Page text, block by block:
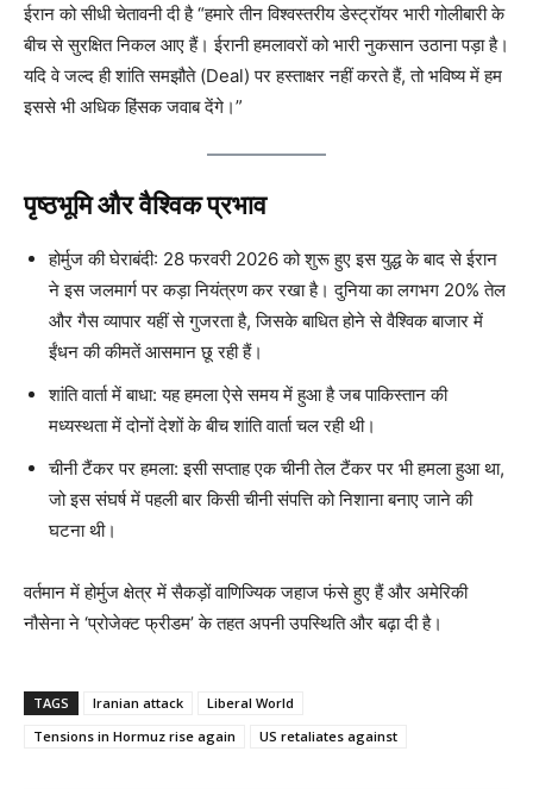
ईरान को सीधी चेतावनी दी है “हमारे तीन विश्वस्तरीय डेस्ट्रॉयर भारी गोलीबारी के
बीच से सुरक्षित निकल आए हैं। ईरानी हमलावरों को भारी नुकसान उठाना पड़ा है।
यदि वे जल्द ही शांति समझौते (Deal) पर हस्ताक्षर नहीं करते हैं, तो भविष्य में हम
इससे भी अधिक हिंसक जवाब देंगे।”
पृष्ठभूमि और वैश्विक प्रभाव
होर्मुज की घेराबंदी: 28 फरवरी 2026 को शुरू हुए इस युद्ध के बाद से ईरान
ने इस जलमार्ग पर कड़ा नियंत्रण कर रखा है। दुनिया का लगभग 20% तेल
और गैस व्यापार यहीं से गुजरता है, जिसके बाधित होने से वैश्विक बाजार में
ईंधन की कीमतें आसमान छू रही हैं।
शांति वार्ता में बाधा: यह हमला ऐसे समय में हुआ है जब पाकिस्तान की
मध्यस्थता में दोनों देशों के बीच शांति वार्ता चल रही थी।
चीनी टैंकर पर हमला: इसी सप्ताह एक चीनी तेल टैंकर पर भी हमला हुआ था,
जो इस संघर्ष में पहली बार किसी चीनी संपत्ति को निशाना बनाए जाने की
घटना थी।
वर्तमान में होर्मुज क्षेत्र में सैकड़ों वाणिज्यिक जहाज फंसे हुए हैं और अमेरिकी
नौसेना ने ‘प्रोजेक्ट फ्रीडम’ के तहत अपनी उपस्थिति और बढ़ा दी है।
TAGS Iranian attack
Liberal World
Tensions in Hormuz rise again
US retaliates against